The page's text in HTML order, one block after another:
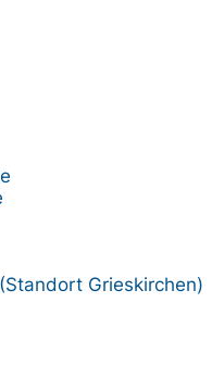
Grieskirchen)